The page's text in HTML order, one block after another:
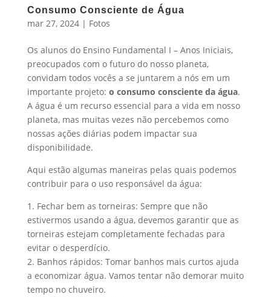
Consumo Consciente de Água
mar 27, 2024| Fotos
Os alunos do Ensino Fundamental I – Anos Iniciais,
preocupados com o futuro do nosso planeta,
convidam todos vocês a se juntarem a nós em um
importante projeto: o consumo consciente da água.
A água é um recurso essencial para a vida em nosso
planeta, mas muitas vezes não percebemos como
nossas ações diárias podem impactar sua
disponibilidade.
Aqui estão algumas maneiras pelas quais podemos
contribuir para o uso responsável da água:
1. Fechar bem as torneiras: Sempre que não
estivermos usando a água, devemos garantir que as
torneiras estejam completamente fechadas para
evitar o desperdício.
2. Banhos rápidos: Tomar banhos mais curtos ajuda
a economizar água. Vamos tentar não demorar muito
tempo no chuveiro.